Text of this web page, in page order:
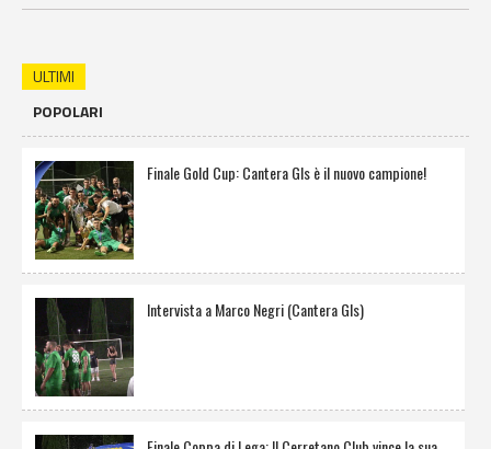
ULTIMI
POPOLARI
Finale Gold Cup: Cantera Gls è il nuovo campione!
Intervista a Marco Negri (Cantera Gls)